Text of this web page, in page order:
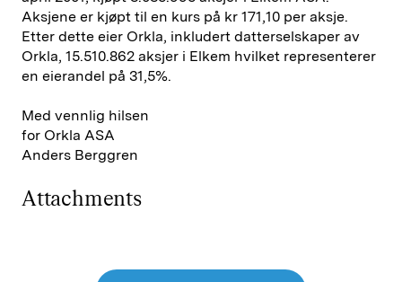
Aksjene er kjøpt til en kurs på kr 171,10 per aksje.
Etter dette eier Orkla, inkludert datterselskaper av
Orkla, 15.510.862 aksjer i Elkem hvilket representerer
en eierandel på 31,5%.
Med vennlig hilsen
for Orkla ASA
Anders Berggren
Attachments